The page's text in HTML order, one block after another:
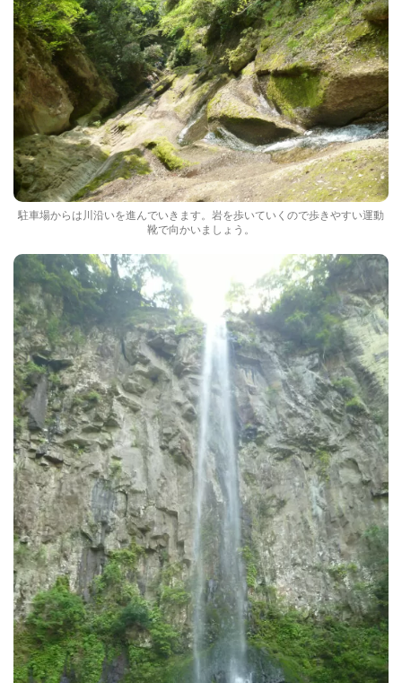
駐車場からは川沿いを進んでいきます。岩を歩いていくので歩きやすい運動
靴で向かいましょう。